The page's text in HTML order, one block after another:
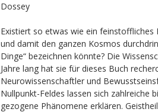
Dossey
Existiert so etwas wie ein feinstoffliches
und damit den ganzen Kosmos
Dinge“ bezeichnen könnte? Die
Jahre lang hat sie für dieses Buch
Neurowissenschaftler und
Nullpunkt-Feldes lassen sich zahlreiche
gezogene Phänomene erklären.